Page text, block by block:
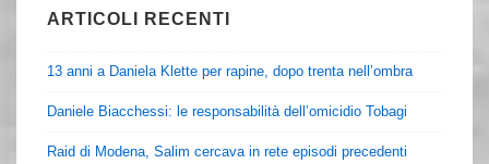
ARTICOLI RECENTI
13 anni a Daniela Klette per rapine, dopo trenta nell’ombra
Daniele Biacchessi: le responsabilità dell’omicidio Tobagi
Raid di Modena, Salim cercava in rete episodi precedenti